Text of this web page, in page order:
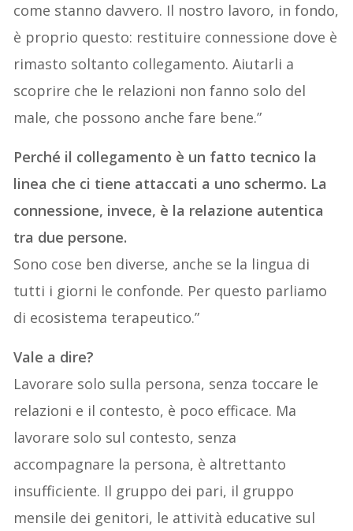
come stanno davvero. Il nostro lavoro, in fondo,
è proprio questo: restituire connessione dove è
rimasto soltanto collegamento. Aiutarli a
scoprire che le relazioni non fanno solo del
male, che possono anche fare bene.”
Perché il collegamento è un fatto tecnico la
linea che ci tiene attaccati a uno schermo. La
connessione, invece, è la relazione autentica
tra due persone.
Sono cose ben diverse, anche se la lingua di
tutti i giorni le confonde. Per questo parliamo
di ecosistema terapeutico.”
Vale a dire?
Lavorare solo sulla persona, senza toccare le
relazioni e il contesto, è poco efficace. Ma
lavorare solo sul contesto, senza
accompagnare la persona, è altrettanto
insufficiente. Il gruppo dei pari, il gruppo
mensile dei genitori, le attività educative sul